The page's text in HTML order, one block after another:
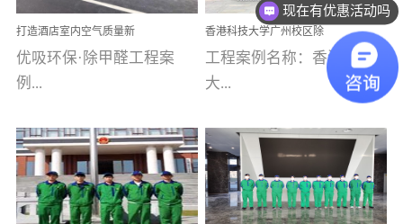
部和全国分支机构生产光
触媒、净醛王、祛味剂等
优吸系列产品，保质保量
完成生产任务，确保全国
求。资质优势团队优势分
支优势优吸环保是一棵正
茁壮成长的树，只要我们
人人都爱护她、珍惜她、
为深圳安居集团旗下城...
南沙珠江湾江门市蓬江区
禾...
打造酒店室内空气质量新
标杆——优吸环保·标杆之
作：东莞美豪雅致酒店室
内空气治理工程纪实
优吸环保·除甲醛工程案
例...
【东莞美豪雅致酒店】室
内空气治理项目东莞美豪
雅致酒店 东莞美豪雅
香港科技大学广州校区除
甲醛项目圆满完成
工程案例名称：香港科技
大...
学广州校区室内空气治
理 工程案例地址：广
州南沙区·香港科技大学(广
可以介绍下你们的产品么